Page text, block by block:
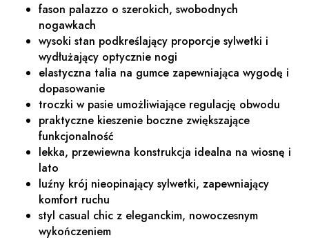
fason palazzo o szerokich, swobodnych
nogawkach
wysoki stan podkreślający proporcje sylwetki i
wydłużający optycznie nogi
elastyczna talia na gumce zapewniająca wygodę i
dopasowanie
troczki w pasie umożliwiające regulację obwodu
praktyczne kieszenie boczne zwiększające
funkcjonalność
lekka, przewiewna konstrukcja idealna na wiosnę i
lato
luźny krój nieopinający sylwetki, zapewniający
komfort ruchu
styl casual chic z eleganckim, nowoczesnym
wykończeniem